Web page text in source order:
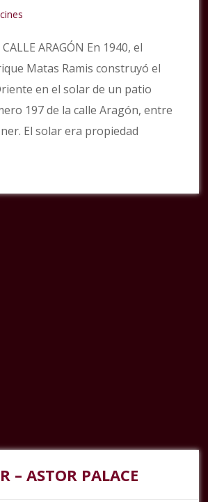
cines
ARAGÓN En 1940, el
Matas Ramis construyó el
en el solar de un patio
197 de la calle Aragón, entre
El solar era propiedad
– ASTOR PALACE